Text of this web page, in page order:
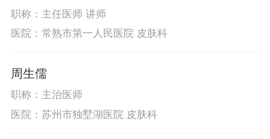
职称：主任医师 讲师
医院：常熟市第一人民医院 皮肤科
周生儒
职称：主治医师
医院：苏州市独墅湖医院 皮肤科